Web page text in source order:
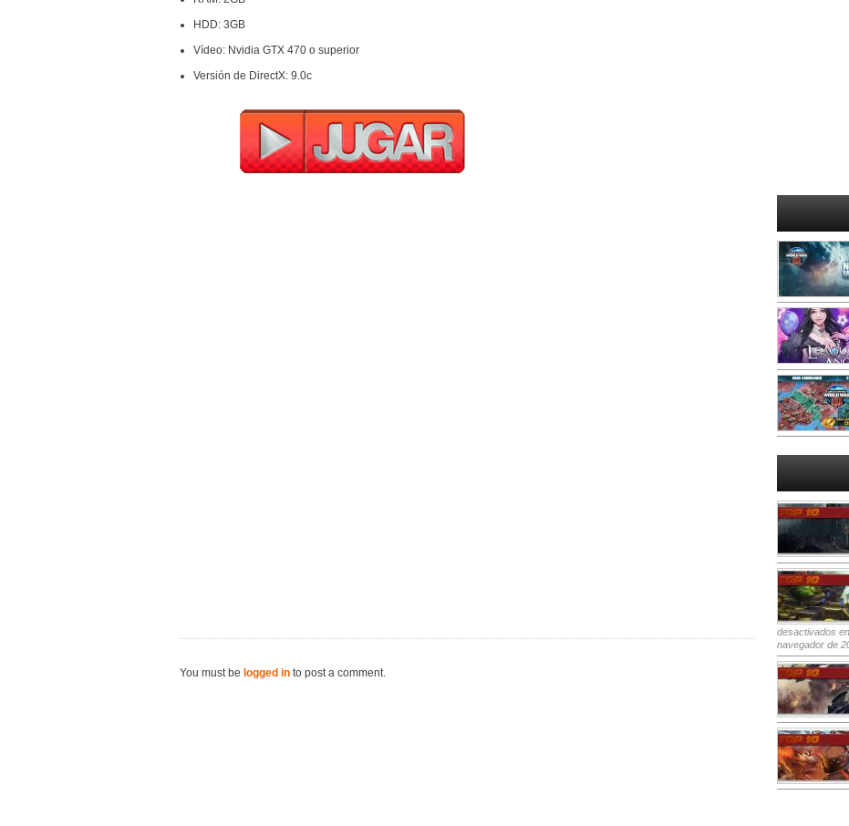
HDD: 3GB
Vídeo: Nvidia GTX 470 o superior
Versión de DirectX: 9.0c
You must be logged in to post a comment.
desactivados
navegador de